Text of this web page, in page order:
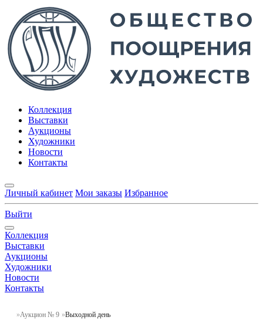
Коллекция
Выставки
Аукционы
Художники
Новости
Контакты
Личный кабинет Мои заказы Избранное
Выйти
Коллекция
Выставки
Аукционы
Художники
Новости
Контакты
Аукцион № 9 Выходной день